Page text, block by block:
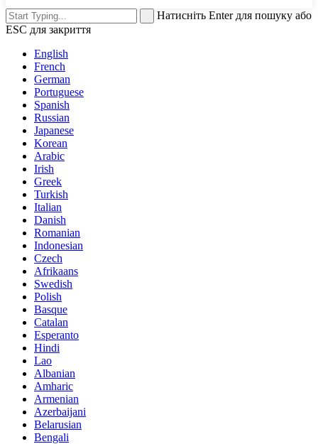
Натисніть Enter для пошуку або
ESC для закриття
English
French
German
Portuguese
Spanish
Russian
Japanese
Korean
Arabic
Irish
Greek
Turkish
Italian
Danish
Romanian
Indonesian
Czech
Afrikaans
Swedish
Polish
Basque
Catalan
Esperanto
Hindi
Lao
Albanian
Amharic
Armenian
Azerbaijani
Belarusian
Bengali